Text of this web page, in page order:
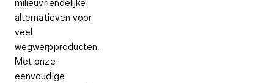
milieuvriendelijke
alternatieven voor
veel
wegwerpproducten.
Met onze
eenvoudige